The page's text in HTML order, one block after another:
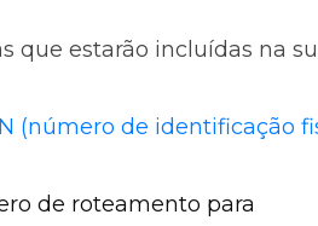
que estarão incluídas na
(número de identificação
de roteamento para